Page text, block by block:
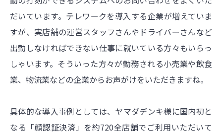
だいています。テレワークを導入する企業が増えていま
すが、実店舗の運営スタッフさんやドライバーさんなど
出勤しなければできない仕事に就いている方々もいらっ
しゃいます。そういった方々が勤務される小売業や飲食
業、物流業などの企業からお声がけをいただきますね。
具体的な導入事例としては、ヤマダデンキ様に国内初と
なる「顔認証決済」を約720全店舗でご利用いただいて